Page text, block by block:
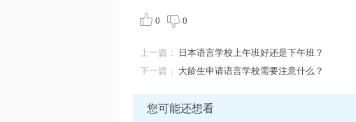
0 0
上一篇：
日本语言学校上午班好还是下午班？
下一篇：
大龄生申请语言学校需要注意什么？
您可能还想看